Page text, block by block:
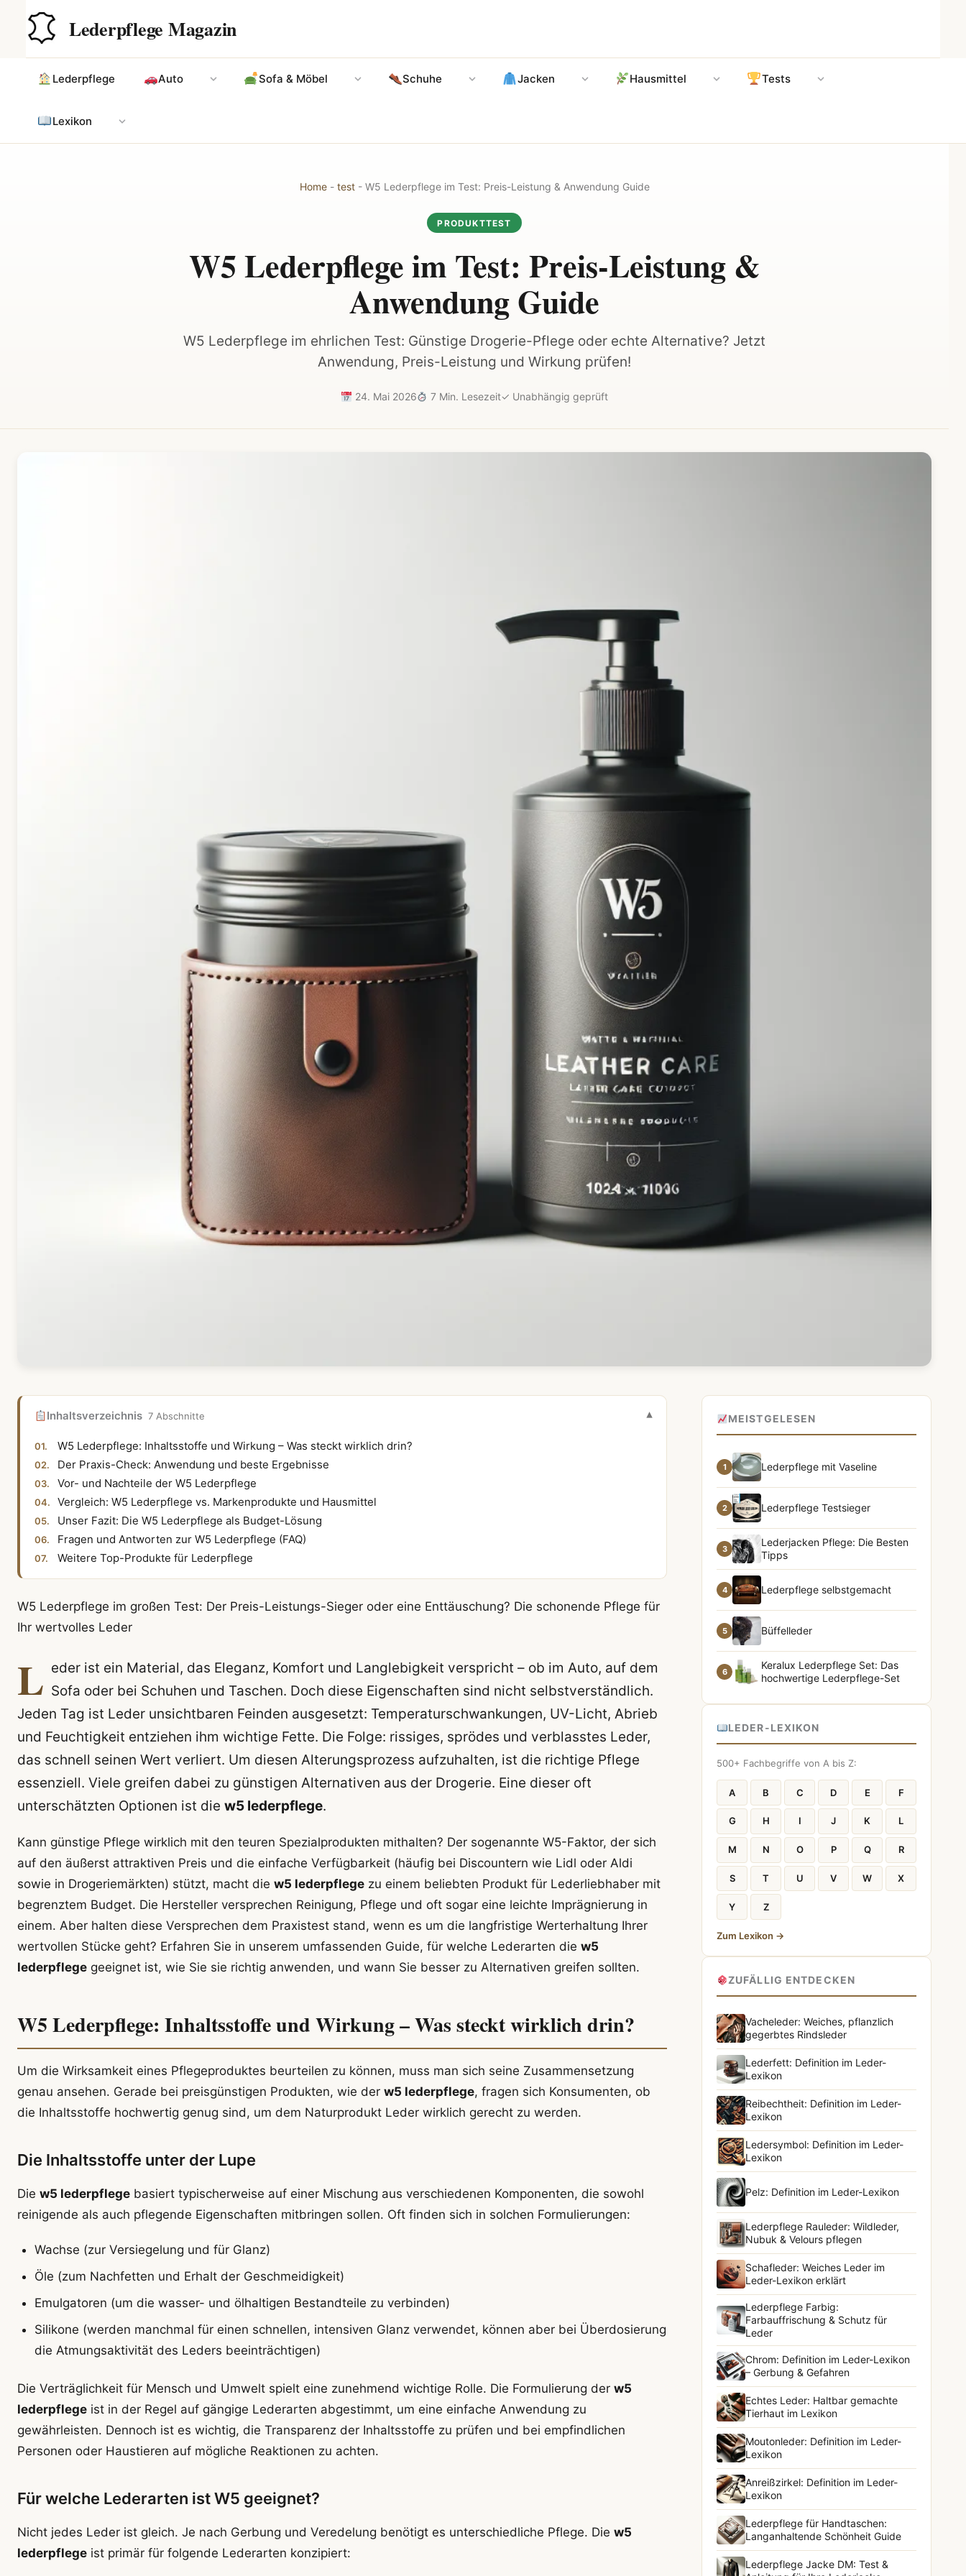
springen
Lederpflege Magazin
Lederpflege Auto Sofa & Möbel Schuhe Jacken Hausmittel Tests
Lexikon
Hauptinhalt
Home- test- W5 Lederpflege im Test: Preis-Leistung & Anwendung Guide
PRODUKTTEST
W5 Lederpflege im Test: Preis-Leistung &
Anwendung Guide
W5 Lederpflege im ehrlichen Test: Günstige Drogerie-Pflege oder echte Alternative? Jetzt
Anwendung, Preis-Leistung und Wirkung prüfen!
24. Mai 2026 7 Min. Lesezeit✓ Unabhängig geprüft
Inhaltsverzeichnis 7 Abschnitte
W5 Lederpflege: Inhaltsstoffe und Wirkung – Was steckt wirklich drin?
Der Praxis-Check: Anwendung und beste Ergebnisse
Vor- und Nachteile der W5 Lederpflege
Vergleich: W5 Lederpflege vs. Markenprodukte und Hausmittel
Unser Fazit: Die W5 Lederpflege als Budget-Lösung
Fragen und Antworten zur W5 Lederpflege (FAQ)
Weitere Top-Produkte für Lederpflege
W5 Lederpflege im großen Test: Der Preis-Leistungs-Sieger oder eine Enttäuschung? Die schonende Pflege für
Ihr wertvolles Leder
L eder ist ein Material, das Eleganz, Komfort und Langlebigkeit verspricht – ob im Auto, auf dem
Sofa oder bei Schuhen und Taschen. Doch diese Eigenschaften sind nicht selbstverständlich.
Jeden Tag ist Leder unsichtbaren Feinden ausgesetzt: Temperaturschwankungen, UV-Licht, Abrieb
und Feuchtigkeit entziehen ihm wichtige Fette. Die Folge: rissiges, sprödes und verblasstes Leder,
das schnell seinen Wert verliert. Um diesen Alterungsprozess aufzuhalten, ist die richtige Pflege
essenziell. Viele greifen dabei zu günstigen Alternativen aus der Drogerie. Eine dieser oft
unterschätzten Optionen ist die w5 lederpflege.
Kann günstige Pflege wirklich mit den teuren Spezialprodukten mithalten? Der sogenannte W5-Faktor, der sich
auf den äußerst attraktiven Preis und die einfache Verfügbarkeit (häufig bei Discountern wie Lidl oder Aldi
sowie in Drogeriemärkten) stützt, macht die w5 lederpflege zu einem beliebten Produkt für Lederliebhaber mit
begrenztem Budget. Die Hersteller versprechen Reinigung, Pflege und oft sogar eine leichte Imprägnierung in
einem. Aber halten diese Versprechen dem Praxistest stand, wenn es um die langfristige Werterhaltung Ihrer
wertvollen Stücke geht? Erfahren Sie in unserem umfassenden Guide, für welche Lederarten die w5
lederpflege geeignet ist, wie Sie sie richtig anwenden, und wann Sie besser zu Alternativen greifen sollten.
W5 Lederpflege: Inhaltsstoffe und Wirkung – Was steckt wirklich drin?
Um die Wirksamkeit eines Pflegeproduktes beurteilen zu können, muss man sich seine Zusammensetzung
genau ansehen. Gerade bei preisgünstigen Produkten, wie der w5 lederpflege, fragen sich Konsumenten, ob
die Inhaltsstoffe hochwertig genug sind, um dem Naturprodukt Leder wirklich gerecht zu werden.
Die Inhaltsstoffe unter der Lupe
Die w5 lederpflege basiert typischerweise auf einer Mischung aus verschiedenen Komponenten, die sowohl
reinigende als auch pflegende Eigenschaften mitbringen sollen. Oft finden sich in solchen Formulierungen:
Wachse (zur Versiegelung und für Glanz)
Öle (zum Nachfetten und Erhalt der Geschmeidigkeit)
Emulgatoren (um die wasser- und ölhaltigen Bestandteile zu verbinden)
Silikone (werden manchmal für einen schnellen, intensiven Glanz verwendet, können aber bei Überdosierung
die Atmungsaktivität des Leders beeinträchtigen)
Die Verträglichkeit für Mensch und Umwelt spielt eine zunehmend wichtige Rolle. Die Formulierung der w5
lederpflege ist in der Regel auf gängige Lederarten abgestimmt, um eine einfache Anwendung zu
gewährleisten. Dennoch ist es wichtig, die Transparenz der Inhaltsstoffe zu prüfen und bei empfindlichen
Personen oder Haustieren auf mögliche Reaktionen zu achten.
Für welche Lederarten ist W5 geeignet?
Nicht jedes Leder ist gleich. Je nach Gerbung und Veredelung benötigt es unterschiedliche Pflege. Die w5
lederpflege ist primär für folgende Lederarten konzipiert:
MEISTGELESEN
1 Lederpflege mit Vaseline
2 Lederpflege Testsieger
3
Lederjacken Pflege: Die Besten
Tipps
4 Lederpflege selbstgemacht
5 Büffelleder
6
Keralux Lederpflege Set: Das
hochwertige Lederpflege-Set
LEDER-LEXIKON
500+ Fachbegriffe von A bis Z:
A B C D E F
G H I J K L
M N O P Q R
S T U V W X
Y Z
Zum Lexikon →
ZUFÄLLIG ENTDECKEN
Vacheleder: Weiches, pflanzlich
gegerbtes Rindsleder
Lederfett: Definition im Leder-
Lexikon
Reibechtheit: Definition im Leder-
Lexikon
Ledersymbol: Definition im Leder-
Lexikon
Pelz: Definition im Leder-Lexikon
Lederpflege Rauleder: Wildleder,
Nubuk & Velours pflegen
Schafleder: Weiches Leder im
Leder-Lexikon erklärt
Lederpflege Farbig:
Farbauffrischung & Schutz für
Leder
Chrom: Definition im Leder-Lexikon
– Gerbung & Gefahren
Echtes Leder: Haltbar gemachte
Tierhaut im Lexikon
Moutonleder: Definition im Leder-
Lexikon
Anreißzirkel: Definition im Leder-
Lexikon
Lederpflege für Handtaschen:
Langanhaltende Schönheit Guide
Lederpflege Jacke DM: Test &